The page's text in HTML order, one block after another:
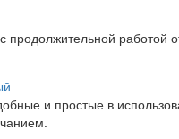
работой
и простые в